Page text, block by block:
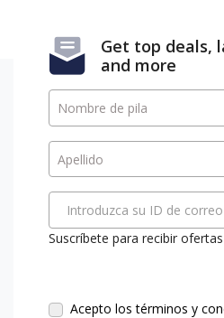
Get top deals,
and more
Nombre de pila
Apellido
Introduzca su ID de
Suscríbete para recibir
Acepto los términos y